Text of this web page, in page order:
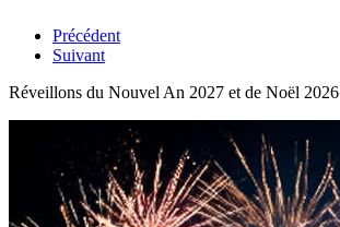
Précédent
Suivant
Réveillons du Nouvel An 2027 et de Noël 2026